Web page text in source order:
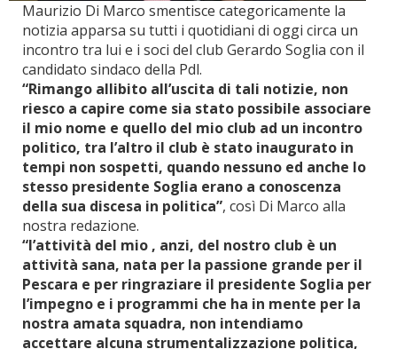
Maurizio Di Marco smentisce categoricamente la
notizia apparsa su tutti i quotidiani di oggi circa un
incontro tra lui e i soci del club Gerardo Soglia con il
candidato sindaco della Pdl.
“Rimango allibito all’uscita di tali notizie, non
riesco a capire come sia stato possibile associare
il mio nome e quello del mio club ad un incontro
politico, tra l’altro il club è stato inaugurato in
tempi non sospetti, quando nessuno ed anche lo
stesso presidente Soglia erano a conoscenza
della sua discesa in politica”, così Di Marco alla
nostra redazione.
“l’attività del mio , anzi, del nostro club è un
attività sana, nata per la passione grande per il
Pescara e per ringraziare il presidente Soglia per
l’impegno e i programmi che ha in mente per la
nostra amata squadra, non intendiamo
accettare alcuna strumentalizzazione politica,